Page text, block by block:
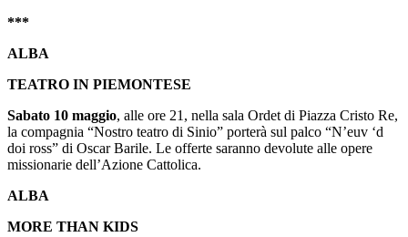
***
ALBA
TEATRO IN PIEMONTESE
Sabato 10 maggio, alle ore 21, nella sala Ordet di Piazza Cristo Re,
la compagnia “Nostro teatro di Sinio” porterà sul palco “N’euv ‘d
doi ross” di Oscar Barile. Le offerte saranno devolute alle opere
missionarie dell’Azione Cattolica.
ALBA
MORE THAN KIDS